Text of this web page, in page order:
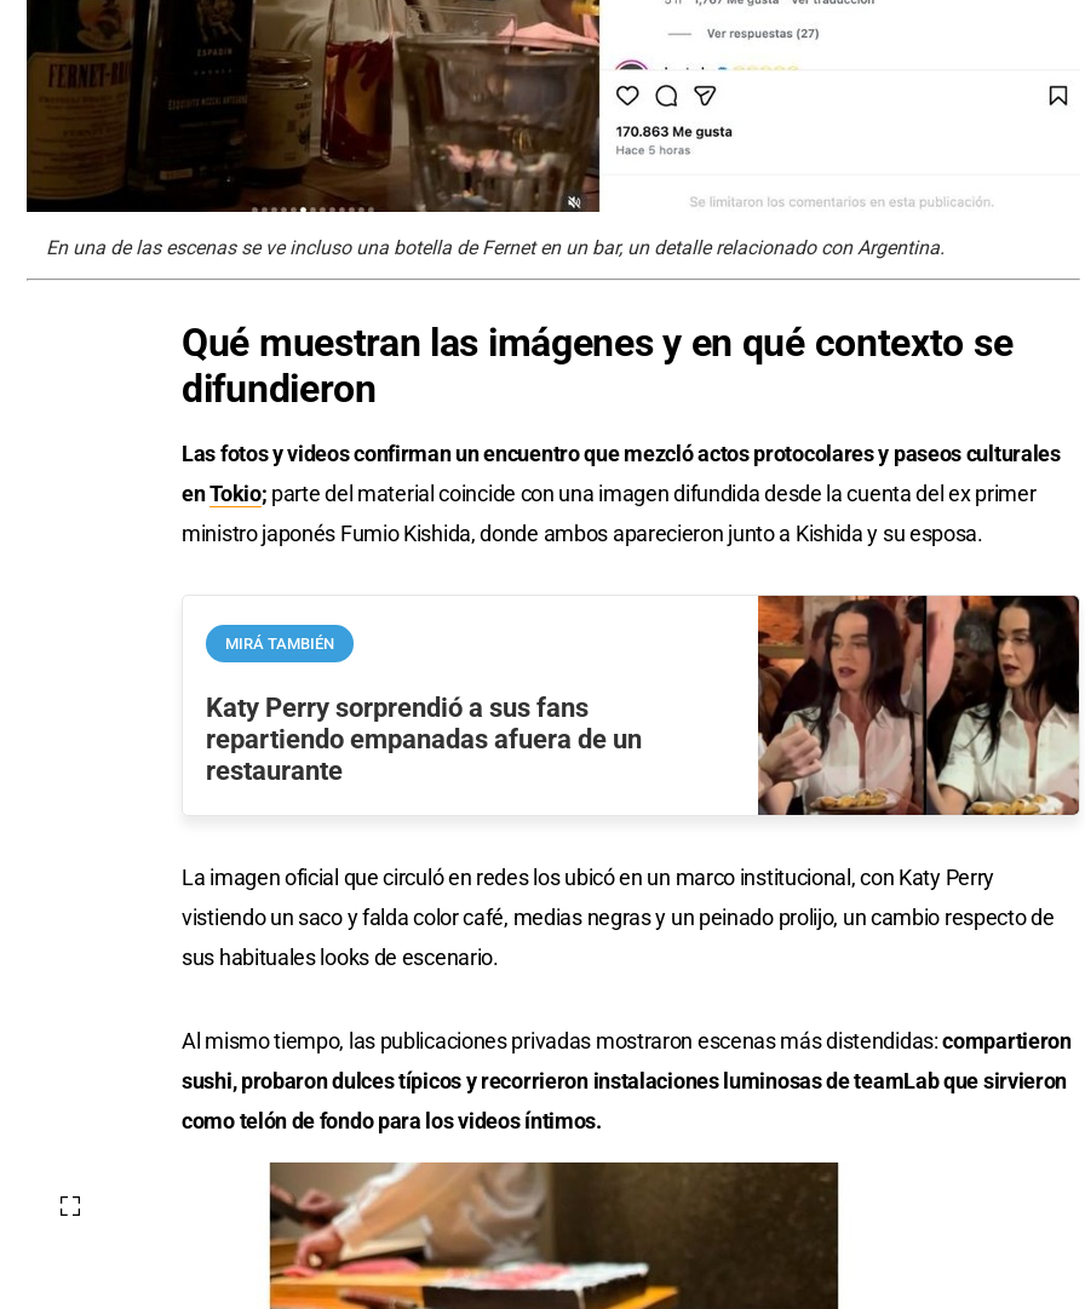
En una de las escenas se ve incluso una botella de Fernet en un bar, un detalle relacionado con Argentina.
Qué muestran las imágenes y en qué contexto se
difundieron
Las fotos y videos confirman un encuentro que mezcló actos protocolares y paseos culturales
enTokio; parte del material coincide con una imagen difundida desde la cuenta del ex primer
ministro japonés Fumio Kishida, donde ambos aparecieron junto a Kishida y su esposa.
MIRÁ TAMBIÉN
Katy Perry sorprendió a sus fans
repartiendo empanadas afuera de un
restaurante
La imagen oficial que circuló en redes los ubicó en un marco institucional, con Katy Perry
vistiendo un saco y falda color café, medias negras y un peinado prolijo, un cambio respecto de
sus habituales looks de escenario.
Al mismo tiempo, las publicaciones privadas mostraron escenas más distendidas:compartieron
sushi, probaron dulces típicos y recorrieron instalaciones luminosas de teamLab que sirvieron
como telón de fondo para los videos íntimos.